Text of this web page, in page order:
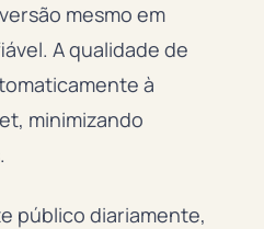
mesmo em
A qualidade de
à
minimizando
público diariamente,